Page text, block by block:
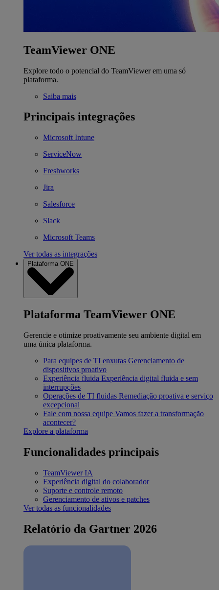
TeamViewer ONE
Explore todo o potencial do TeamViewer em uma só
plataforma.
Saiba mais
Principais integrações
Microsoft Intune
ServiceNow
Freshworks
Jira
Salesforce
Slack
Microsoft Teams
Ver todas as integrações
Plataforma ONE
Plataforma TeamViewer ONE
Gerencie e otimize proativamente seu ambiente digital em
uma única plataforma.
Para equipes de TI enxutas Gerenciamento de
dispositivos proativo
Experiência fluida Experiência digital fluida e sem
interrupções
Operações de TI fluidas Remediação proativa e serviço
excepcional
Fale com nossa equipe Vamos fazer a transformação
acontecer?
Explore a plataforma
Funcionalidades principais
TeamViewer IA
Experiência digital do colaborador
Suporte e controle remoto
Gerenciamento de ativos e patches
Ver todas as funcionalidades
Relatório da Gartner 2026